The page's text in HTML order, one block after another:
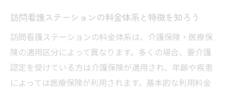
ト
料金だけでなく訪問看護ステーションの質
も比較
訪問看護利用料金とサービス内容の見極め
方
訪問看護ステーションの料金体系と特徴を知ろう
訪問看護ステーションの料金体系は、介護保険・医療保
険の適用区分によって異なります。多くの場合、要介護
認定を受けている方は介護保険が適用され、年齢や疾患
によっては医療保険が利用されます。基本的な利用料金